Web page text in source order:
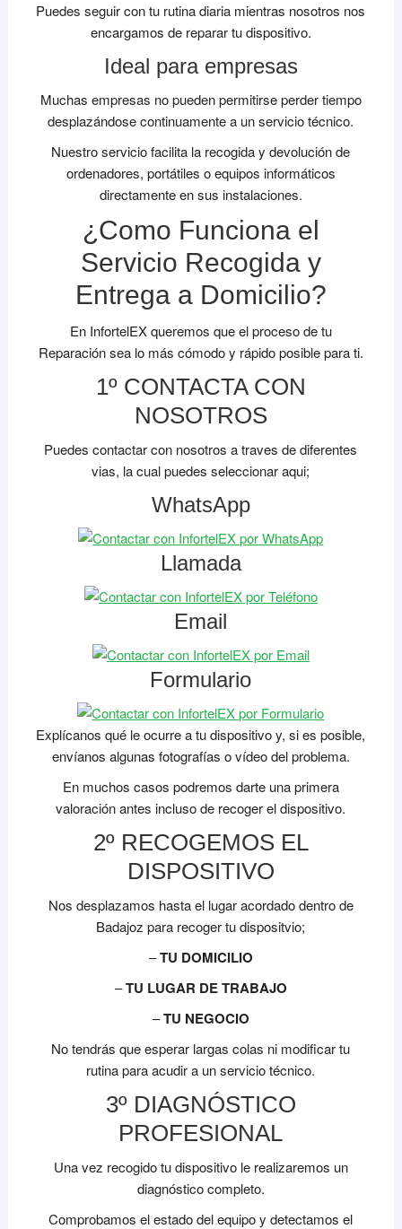
Puedes seguir con tu rutina diaria mientras nosotros nos
encargamos de reparar tu dispositivo.
Ideal para empresas
Muchas empresas no pueden permitirse perder tiempo
desplazándose continuamente a un servicio técnico.
Nuestro servicio facilita la recogida y devolución de
ordenadores, portátiles o equipos informáticos
directamente en sus instalaciones.
¿Como Funciona el
Servicio Recogida y
Entrega a Domicilio?
En InfortelEX queremos que el proceso de tu
Reparación sea lo más cómodo y rápido posible para ti.
1º CONTACTA CON
NOSOTROS
Puedes contactar con nosotros a traves de diferentes
vias, la cual puedes seleccionar aqui;
WhatsApp
Llamada
Email
Formulario
Explícanos qué le ocurre a tu dispositivo y, si es posible,
envíanos algunas fotografías o vídeo del problema.
En muchos casos podremos darte una primera
valoración antes incluso de recoger el dispositivo.
2º RECOGEMOS EL
DISPOSITIVO
Nos desplazamos hasta el lugar acordado dentro de
Badajoz para recoger tu dispositvio;
–TU DOMICILIO
–TU LUGAR DE TRABAJO
–TU NEGOCIO
No tendrás que esperar largas colas ni modificar tu
rutina para acudir a un servicio técnico.
3º DIAGNÓSTICO
PROFESIONAL
Una vez recogido tu dispositivo le realizaremos un
diagnóstico completo.
Comprobamos el estado del equipo y detectamos el